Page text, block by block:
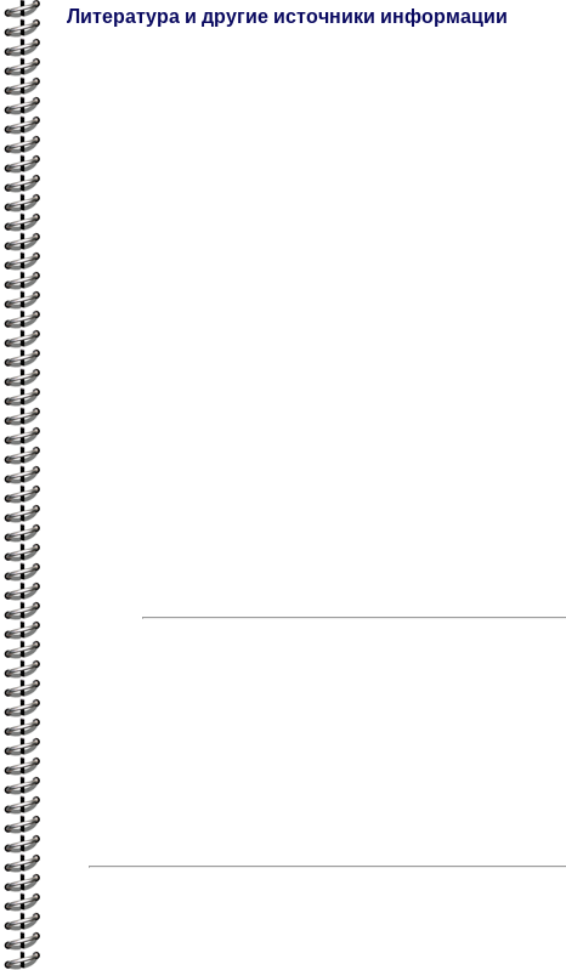
Литература и другие источники информации